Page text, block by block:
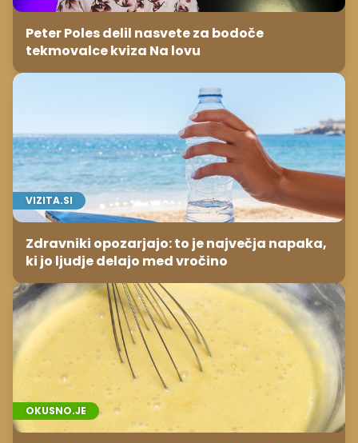
Peter Poles delil nasvete za bodoče
tekmovalce kviza Na lovu
VIZITA.SI
Zdravniki opozarjajo: to je največja napaka,
ki jo ljudje delajo med vročino
OKUSNO.JE